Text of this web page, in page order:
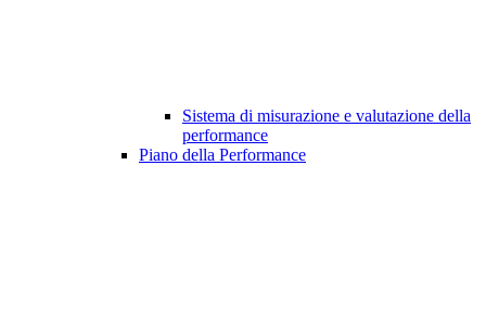
Sistema di misurazione e valutazione della
performance
Piano della Performance